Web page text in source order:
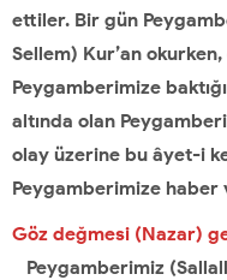
ettiler. Bir gün
Sellem) Kur’an okurken,
Peygamberimize
altında olan
olay üzerine bu âyet-i
Peygamberimize haber
Göz değmesi (Nazar)
Peygamberimiz